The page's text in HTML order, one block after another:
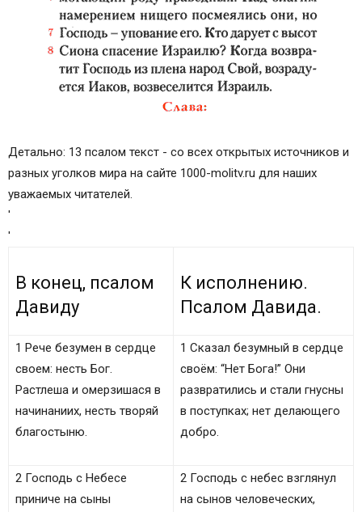
Детально: 13 псалом текст - со всех открытых источников и
разных уголков мира на сайте 1000-molitv.ru для наших
уважаемых читателей.
'
'
В конец, псалом
Давиду
К исполнению.
Псалом Давида.
1 Рече безумен в сердце
своем: несть Бог.
Растлеша и омерзишася в
начинаниих, несть творяй
благостыню.
1 Сказал безумный в сердце
своём: “Нет Бога!” Они
развратились и стали гнусны
в поступках; нет делающего
добро.
2 Господь с Небесе
приниче на сыны
2 Господь с небес взглянул
на сынов человеческих,